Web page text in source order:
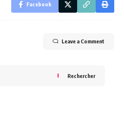
Facebook
Leave a Comment
Rechercher